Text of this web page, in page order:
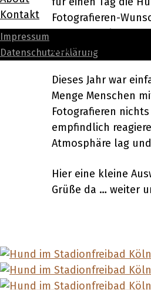
Kontakt
Impressum
Datenschutzerklärung
Fotografieren-
Hundeschwimmen
neben der Kamera,
Dieses Jahr war
Menge Menschen
Fotografieren
empfindlich
Atmosphäre lag
Hier eine kleine
Grüße da … weiter